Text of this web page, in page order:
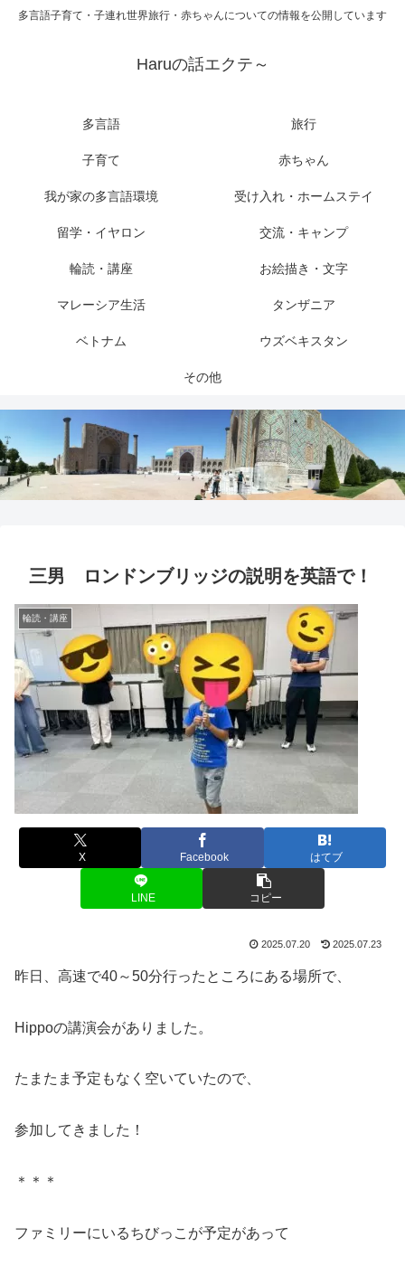
多言語子育て・子連れ世界旅行・赤ちゃんについての情報を公開しています
Haruの話エクテ～
多言語 旅行
子育て 赤ちゃん
我が家の多言語環境 受け入れ・ホームステイ
留学・イヤロン 交流・キャンプ
輪読・講座 お絵描き・文字
マレーシア生活 タンザニア
ベトナム ウズベキスタン
その他
三男 ロンドンブリッジの説明を英語で！
輪読・講座
X Facebook はてブ
LINE コピー
2025.07.20 2025.07.23
昨日、高速で40～50分行ったところにある場所で、
Hippoの講演会がありました。
たまたま予定もなく空いていたので、
参加してきました！
＊＊＊
ファミリーにいるちびっこが予定があって